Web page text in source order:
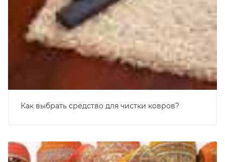
Как выбрать средство для чистки ковров?